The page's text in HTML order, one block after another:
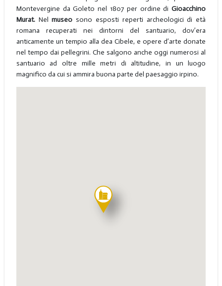
Montevergine da Goleto nel 1807 per ordine diGioacchino
Murat. Nelmuseo sono esposti reperti archeologici di età
romana recuperati nei dintorni del santuario, dov’era
anticamente un tempio alla dea Cibele, e opere d’arte donate
nel tempo dai pellegrini. Che salgono anche oggi numerosi al
santuario ad oltre mille metri di altitudine, in un luogo
magnifico da cui si ammira buona parte del paesaggio irpino.